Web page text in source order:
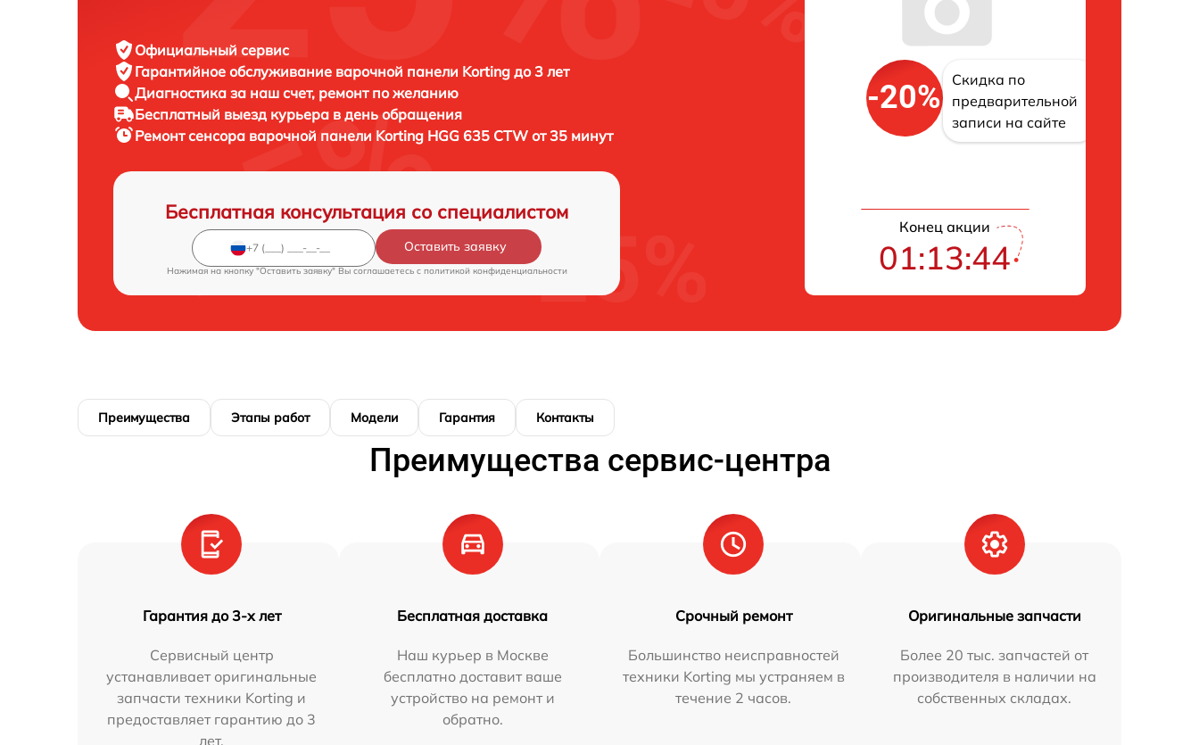
Официальный сервис
Гарантийное обслуживание варочной панели Korting до 3 лет
Диагностика за наш счет, ремонт по желанию
Бесплатный выезд курьера в день обращения
Ремонт сенсора варочной панели Korting HGG 635 CTW от 35 минут
Бесплатная консультация со специалистом
Оставить заявку
Нажимая на кнопку "Оставить заявку" Вы соглашаетесь c политикой конфиденциальности
-20%
Скидка по
предварительной
записи на сайте
Конец акции
01:13:43
Преимущества Этапы работ Модели Гарантия Контакты
Преимущества сервис-центра
Гарантия до 3-х лет
Сервисный центр
устанавливает оригинальные
запчасти техники Korting и
предоставляет гарантию до 3
лет.
Бесплатная доставка
Наш курьер в Москве
бесплатно доставит ваше
устройство на ремонт и
обратно.
Срочный ремонт
Большинство неисправностей
техники Korting мы устраняем в
течение 2 часов.
Оригинальные запчасти
Более 20 тыс. запчастей от
производителя в наличии на
собственных складах.